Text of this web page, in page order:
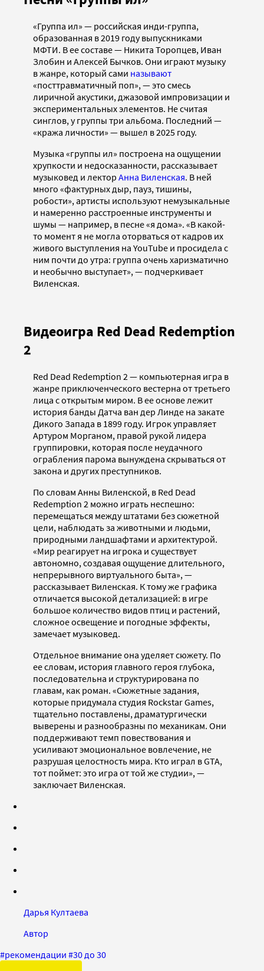
«Группа ил» — российская инди-группа,
образованная в 2019 году выпускниками
МФТИ. В ее составе — Никита Торопцев, Иван
Злобин и Алексей Бычков. Они играют музыку
в жанре, который сами называют
«посттравматичный поп», — это смесь
лиричной акустики, джазовой импровизации и
экспериментальных элементов. Не считая
синглов, у группы три альбома. Последний —
«кража личности» — вышел в 2025 году.
Музыка «группы ил» построена на ощущении
хрупкости и недосказанности, рассказывает
музыковед и лектор Анна Виленская. В ней
много «фактурных дыр, пауз, тишины,
робости», артисты используют немузыкальные
и намеренно расстроенные инструменты и
шумы — например, в песне «я дома». «В какой-
то момент я не могла оторваться от кадров их
живого выступления на YouTube и просидела с
ним почти до утра: группа очень харизматично
и необычно выступает», — подчеркивает
Виленская.
Видеоигра Red Dead Redemption
2
Red Dead Redemption 2 — компьютерная игра в
жанре приключенческого вестерна от третьего
лица с открытым миром. В ее основе лежит
история банды Датча ван дер Линде на закате
Дикого Запада в 1899 году. Игрок управляет
Артуром Морганом, правой рукой лидера
группировки, которая после неудачного
ограбления парома вынуждена скрываться от
закона и других преступников.
По словам Анны Виленской, в Red Dead
Redemption 2 можно играть неспешно:
перемещаться между штатами без сюжетной
цели, наблюдать за животными и людьми,
природными ландшафтами и архитектурой.
«Мир реагирует на игрока и существует
автономно, создавая ощущение длительного,
непрерывного виртуального быта», —
рассказывает Виленская. К тому же графика
отличается высокой детализацией: в игре
большое количество видов птиц и растений,
сложное освещение и погодные эффекты,
замечает музыковед.
Отдельное внимание она уделяет сюжету. По
ее словам, история главного героя глубока,
последовательна и структурирована по
главам, как роман. «Сюжетные задания,
которые придумала студия Rockstar Games,
тщательно поставлены, драматургически
выверены и разнообразны по механикам. Они
поддерживают темп повествования и
усиливают эмоциональное вовлечение, не
разрушая целостность мира. Кто играл в GTA,
тот поймет: это игра от той же студии», —
заключает Виленская.
Дарья Култаева
Автор
#рекомендации #30 до 30